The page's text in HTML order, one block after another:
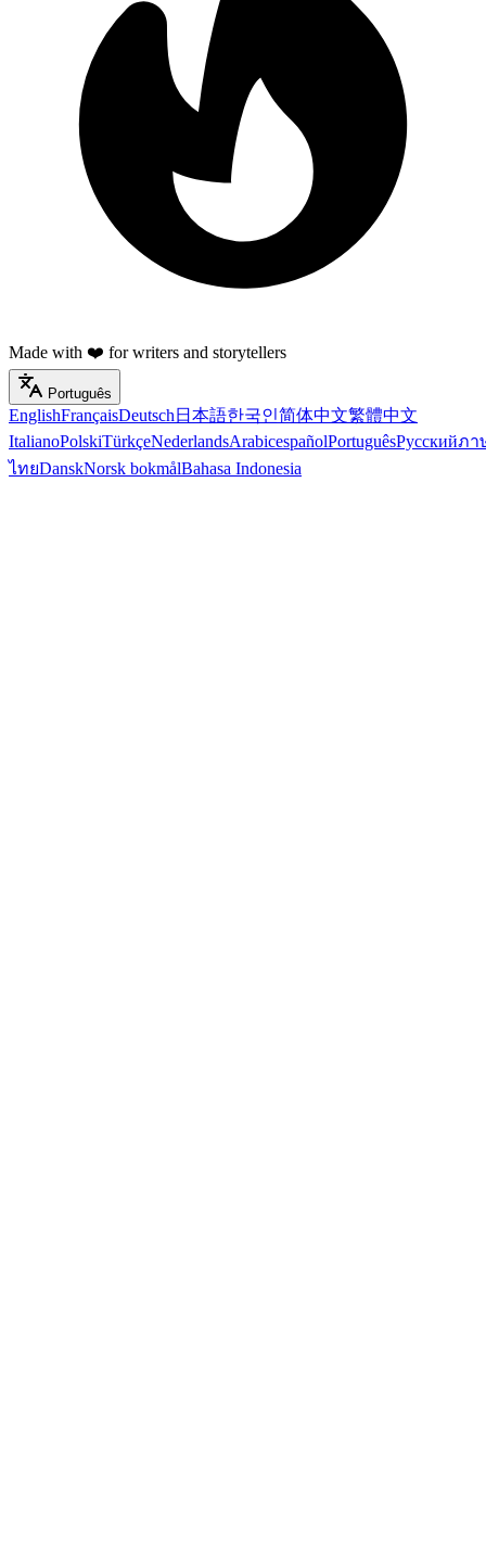
Made with ❤️ for writers and storytellers
Português
EnglishFrançaisDeutsch 日本語한국인简体中文繁體中文
ItalianoPolskiTürkçeNederlandsArabicespañolPortuguêsРусскийภา
ไทยDanskNorsk bokmålBahasa Indonesia